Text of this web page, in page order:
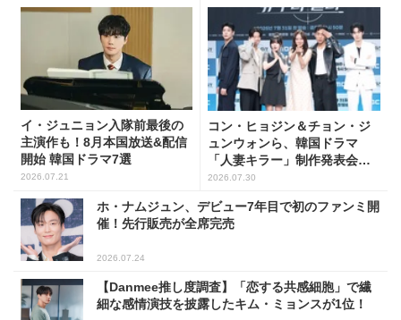
イ・ジュニョン入隊前最後の
主演作も！8月本国放送&配信
開始 韓国ドラマ7選
2026.07.21
コン・ヒョジン＆チョン・ジ
ュンウォンら、韓国ドラマ
「人妻キラー」制作発表会に
出席！(PHOTO22枚)
2026.07.30
ホ・ナムジュン、デビュー7年目で初のファンミ開
催！先行販売が全席完売
2026.07.24
【Danmee推し度調査】「恋する共感細胞」で繊
細な感情演技を披露したキム・ミョンスが1位！